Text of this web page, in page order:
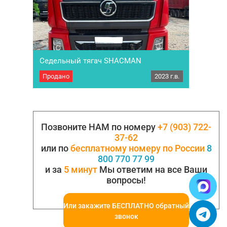
Седельный тягач SHACMAN SX42584V324 6×4,
л.с. Евро класс:…
Седельный тягач SHACMAN
SX42584V324 6×4
Продано 2023 г.в.
Позвоните НАМ по номеру+7 (903) 722-
37-62
или побесплатному номеру по России 8
800 770 77 99
и за 5 минут Мы ответим на все Ваши
вопросы!
Или закажите БЕСПЛАТНО обратный
звонок